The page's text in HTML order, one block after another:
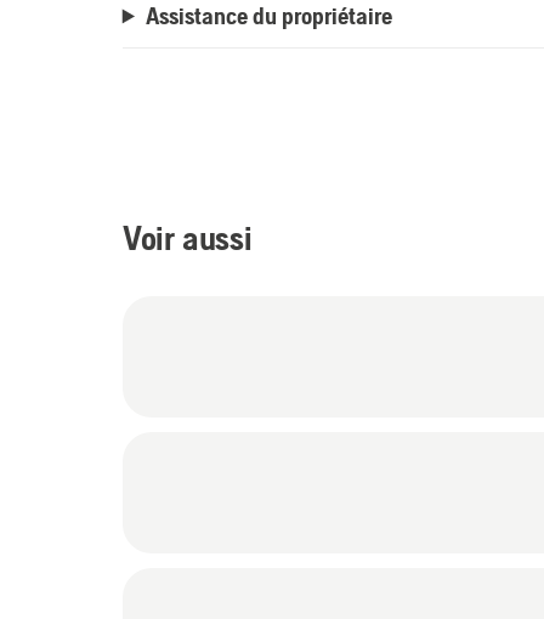
Assistance du propriétaire
Voir aussi